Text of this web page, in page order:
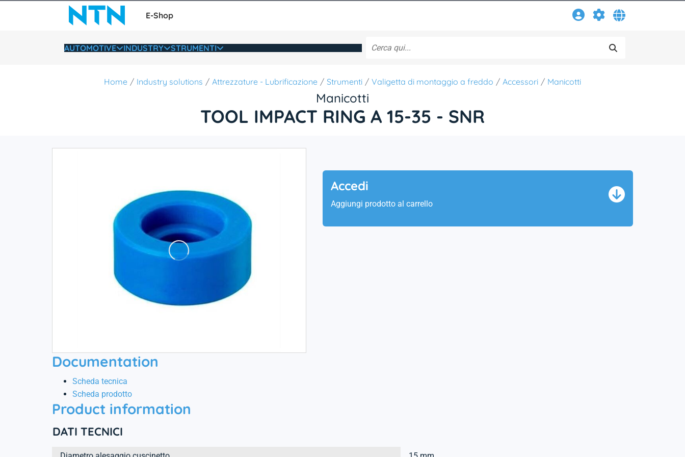
E-Shop
AUTOMOTIVE INDUSTRY STRUMENTI
Home Industry solutions Attrezzature - Lubrificazione Strumenti Valigetta di montaggio a freddo Accessori Manicotti
Manicotti
TOOL IMPACT RING A 15-35 - SNR
Accedi
Aggiungi prodotto al carrello
Documentation
Scheda tecnica
Scheda prodotto
Product information
DATI TECNICI